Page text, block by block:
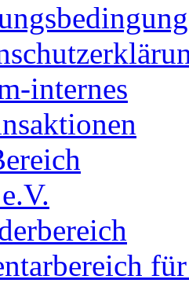
internes